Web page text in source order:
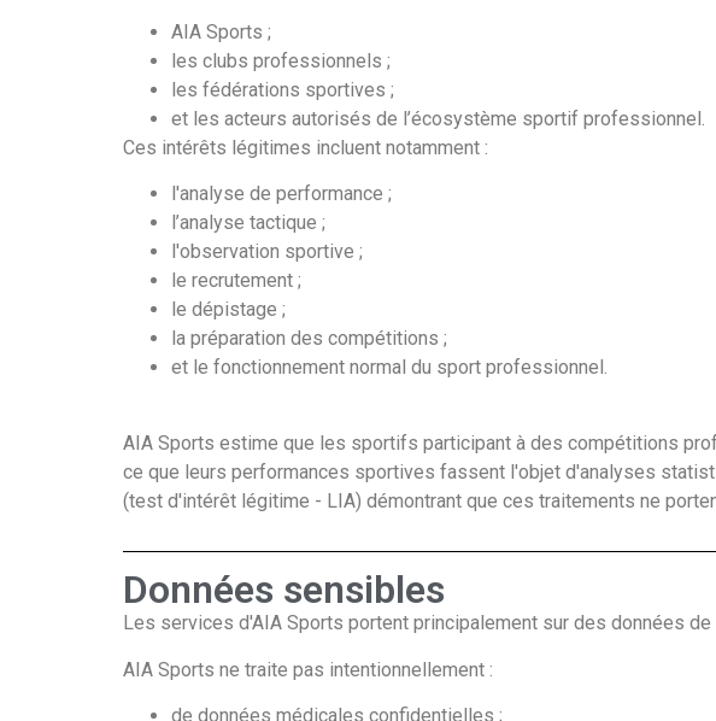
AIA Sports ;
les clubs professionnels ;
les fédérations sportives ;
et les acteurs autorisés de l’écosystème sportif professionnel.
Ces intérêts légitimes incluent notamment :
l'analyse de performance ;
l’analyse tactique ;
l'observation sportive ;
le recrutement ;
le dépistage ;
la préparation des compétitions ;
et le fonctionnement normal du sport professionnel.
AIA Sports estime que les sportifs participant à des compétitions
ce que leurs performances sportives fassent l'objet d'analyses
(test d'intérêt légitime - LIA) démontrant que ces traitements ne
Données sensibles
Les services d'AIA Sports portent principalement sur des données
AIA Sports ne traite pas intentionnellement :
de données médicales confidentielles ;